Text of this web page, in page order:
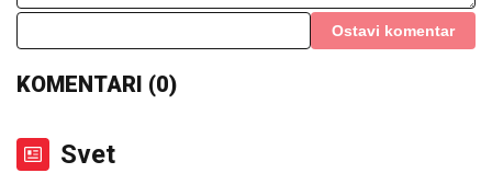
Supruga Ljubiše Samardžića NAPUSTILA
PORODIČNU KUĆU, komšije otkrile istinu o porodici: